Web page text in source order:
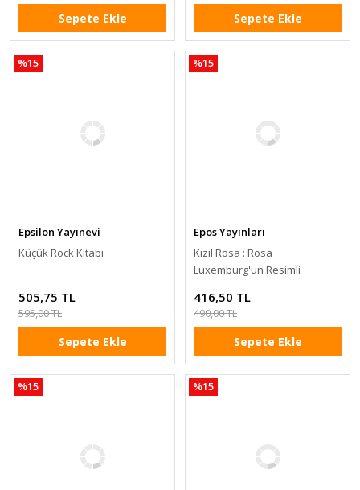
Sepete Ekle Sepete Ekle
%15
Epsilon Yayınevi
Küçük Rock Kitabı
505,75 TL
595,00 TL
Sepete Ekle
%15
Epos Yayınları
Kızıl Rosa : Rosa
Luxemburg'un Resimli
416,50 TL
490,00 TL
Sepete Ekle
%15 %15